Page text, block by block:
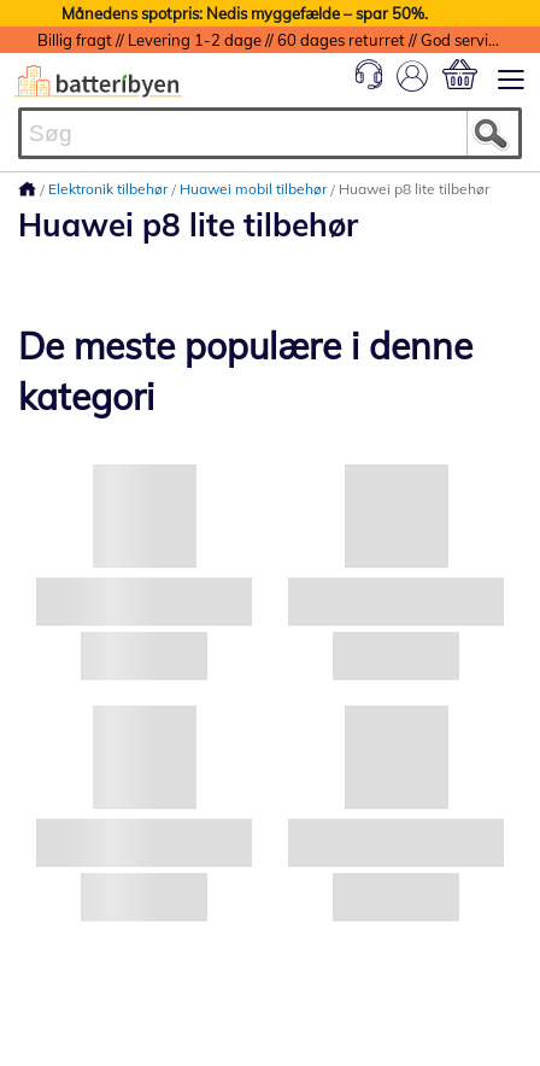
Månedens spotpris: Nedis myggefælde – spar 50%.
Billig fragt // Levering 1-2 dage // 60 dages returret // God service med garanti
Elektronik tilbehør Huawei mobil tilbehør Huawei p8 lite tilbehør
Huawei p8 lite tilbehør
De meste populære i denne
kategori